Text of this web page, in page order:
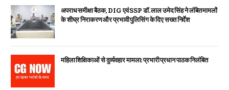
अपराध समीक्षा बैठक, DIG एवं SSP डॉ. लाल उमेद सिंह ने लंबित मामलों
के शीघ्र निराकरण और प्रभावी पुलिसिंग के दिए सख्त निर्देश
महिला शिक्षिकाओं से दुर्व्यवहार मामला: प्रभारी प्रधान पाठक निलंबित